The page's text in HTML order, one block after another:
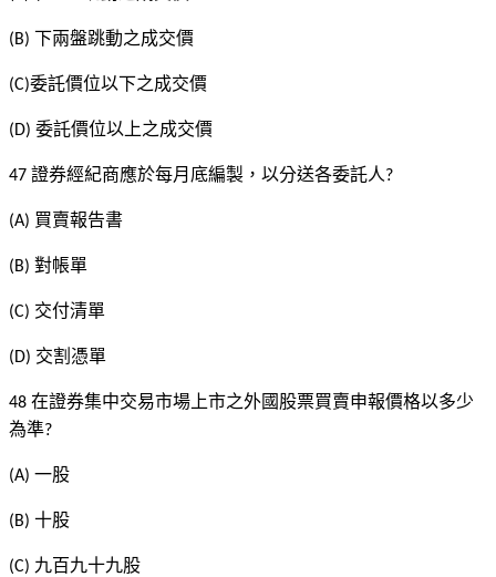
(B) 下兩盤跳動之成交價
(C)委託價位以下之成交價
(D) 委託價位以上之成交價
47 證券經紀商應於每月底編製，以分送各委託人?
(A) 買賣報告書
(B) 對帳單
(C) 交付清單
(D) 交割憑單
48 在證券集中交易市場上市之外國股票買賣申報價格以多少
為準?
(A) 一股
(B) 十股
(C) 九百九十九股